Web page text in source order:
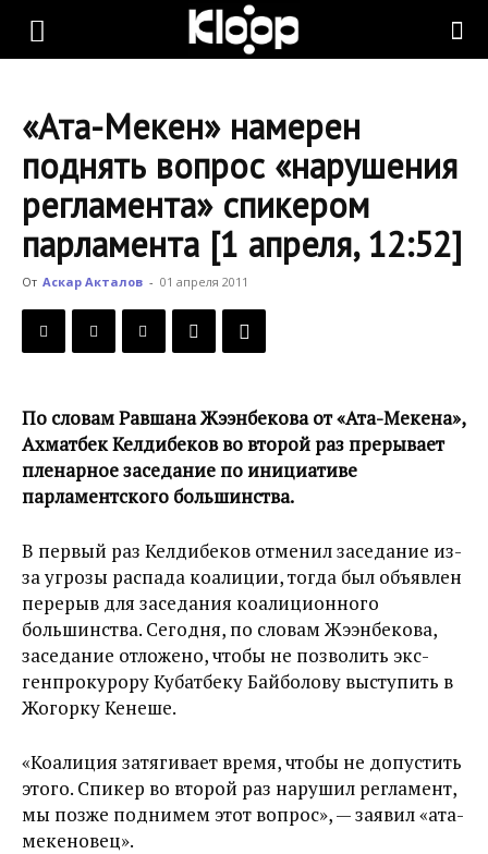
KLOOP.KG
Новости
Кыргызстана
«Ата-Мекен» намерен
поднять вопрос «нарушения
регламента» спикером
парламента [1 апреля, 12:52]
От Аскар Акталов - 01 апреля 2011
По словам Равшана Жээнбекова от «Ата-Мекена»,
Ахматбек Келдибеков во второй раз прерывает
пленарное заседание по инициативе
парламентского большинства.
В первый раз Келдибеков отменил заседание из-
за угрозы распада коалиции, тогда был объявлен
перерыв для заседания коалиционного
большинства. Сегодня, по словам Жээнбекова,
заседание отложено, чтобы не позволить экс-
генпрокурору Кубатбеку Байболову выступить в
Жогорку Кенеше.
«Коалиция затягивает время, чтобы не допустить
этого. Спикер во второй раз нарушил регламент,
мы позже поднимем этот вопрос», — заявил «ата-
мекеновец».